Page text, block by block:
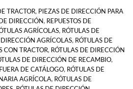
TRACTOR, PIEZAS DE DIRECCIÓN PARA
DIRECCIÓN, REPUESTOS DE
AGRÍCOLAS, RÓTULAS DE
AGRÍCOLAS, RÓTULAS DE
CON TRACTOR, RÓTULAS DE DIRECCIÓN
DE DIRECCIÓN DE RECAMBIO,
DE CATÁLOGO, RÓTULAS DE
AGRÍCOLA, RÓTULAS DE